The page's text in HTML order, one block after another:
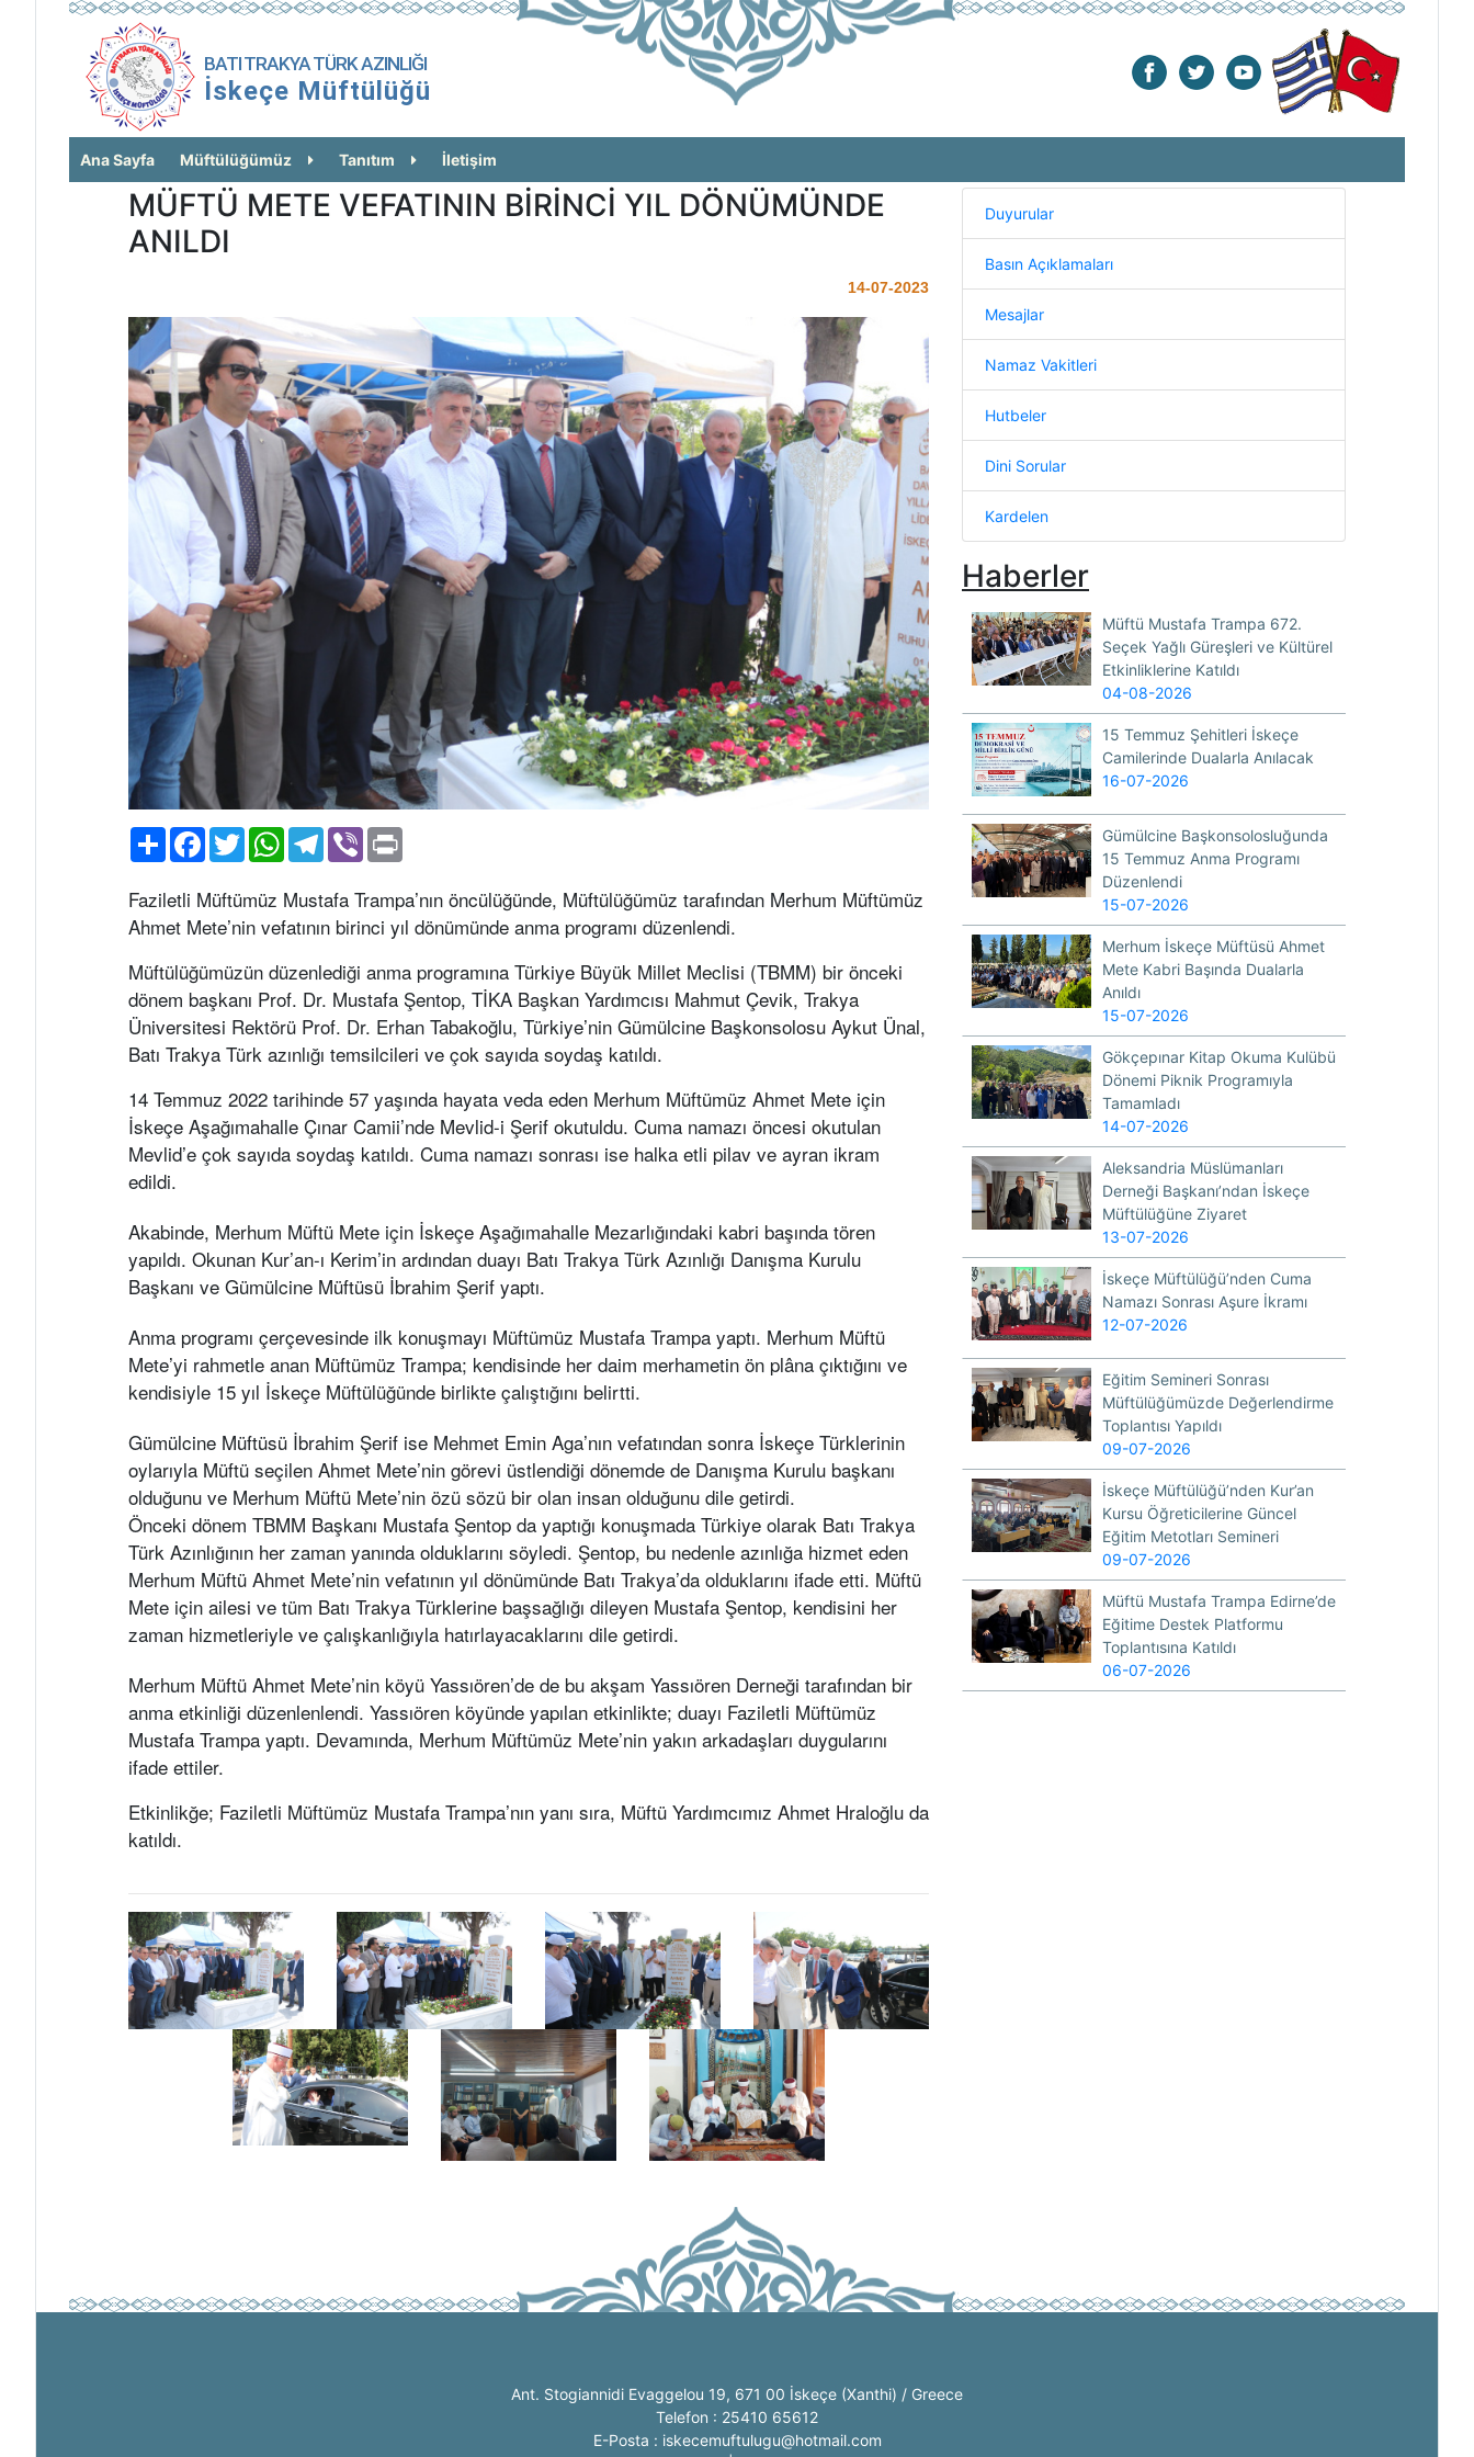
BATI TRAKYA TÜRK AZINLIĞI
İskeçe Müftülüğü
Ana Sayfa Müftülüğümüz Tanıtım İletişim
MÜFTÜ METE VEFATININ BİRİNCİ YIL DÖNÜMÜNDE
ANILDI
14-07-2023
PaylaşFacebook
TwitterWhatsAppTelegram
Viber
Faziletli Müftümüz Mustafa Trampa’nın öncülüğünde, Müftülüğümüz tarafından Merhum Müftümüz
Ahmet Mete’nin vefatının birinci yıl dönümünde anma programı düzenlendi.
Müftülüğümüzün düzenlediği anma programına Türkiye Büyük Millet Meclisi (TBMM) bir önceki
dönem başkanı Prof. Dr. Mustafa Şentop, TİKA Başkan Yardımcısı Mahmut Çevik, Trakya
Üniversitesi Rektörü Prof. Dr. Erhan Tabakoğlu, Türkiye’nin Gümülcine Başkonsolosu Aykut Ünal,
Batı Trakya Türk azınlığı temsilcileri ve çok sayıda soydaş katıldı.
14 Temmuz 2022 tarihinde 57 yaşında hayata veda eden Merhum Müftümüz Ahmet Mete için
İskeçe Aşağımahalle Çınar Camii’nde Mevlid-i Şerif okutuldu. Cuma namazı öncesi okutulan
Mevlid’e çok sayıda soydaş katıldı. Cuma namazı sonrası ise halka etli pilav ve ayran ikram
edildi.
Akabinde, Merhum Müftü Mete için İskeçe Aşağımahalle Mezarlığındaki kabri başında tören
yapıldı. Okunan Kur’an-ı Kerim’in ardından duayı Batı Trakya Türk Azınlığı Danışma Kurulu
Başkanı ve Gümülcine Müftüsü İbrahim Şerif yaptı.
Anma programı çerçevesinde ilk konuşmayı Müftümüz Mustafa Trampa yaptı. Merhum Müftü
Mete’yi rahmetle anan Müftümüz Trampa; kendisinde her daim merhametin ön plâna çıktığını ve
kendisiyle 15 yıl İskeçe Müftülüğünde birlikte çalıştığını belirtti.
Gümülcine Müftüsü İbrahim Şerif ise Mehmet Emin Aga’nın vefatından sonra İskeçe Türklerinin
oylarıyla Müftü seçilen Ahmet Mete’nin görevi üstlendiği dönemde de Danışma Kurulu başkanı
olduğunu ve Merhum Müftü Mete’nin özü sözü bir olan insan olduğunu dile getirdi.
Önceki dönem TBMM Başkanı Mustafa Şentop da yaptığı konuşmada Türkiye olarak Batı Trakya
Türk Azınlığının her zaman yanında olduklarını söyledi. Şentop, bu nedenle azınlığa hizmet eden
Merhum Müftü Ahmet Mete’nin vefatının yıl dönümünde Batı Trakya’da olduklarını ifade etti. Müftü
Mete için ailesi ve tüm Batı Trakya Türklerine başsağlığı dileyen Mustafa Şentop, kendisini her
zaman hizmetleriyle ve çalışkanlığıyla hatırlayacaklarını dile getirdi.
Merhum Müftü Ahmet Mete’nin köyü Yassıören’de de bu akşam Yassıören Derneği tarafından bir
anma etkinliği düzenlenlendi. Yassıören köyünde yapılan etkinlikte; duayı Faziletli Müftümüz
Mustafa Trampa yaptı. Devamında, Merhum Müftümüz Mete’nin yakın arkadaşları duygularını
ifade ettiler.
Etkinlikğe; Faziletli Müftümüz Mustafa Trampa’nın yanı sıra, Müftü Yardımcımız Ahmet Hraloğlu da
katıldı.
Duyurular
Basın Açıklamaları
Mesajlar
Namaz Vakitleri
Hutbeler
Dini Sorular
Kardelen
Haberler
Müftü Mustafa Trampa 672.
Seçek Yağlı Güreşleri ve Kültürel
Etkinliklerine Katıldı
04-08-2026
15 Temmuz Şehitleri İskeçe
Camilerinde Dualarla Anılacak
16-07-2026
Gümülcine Başkonsolosluğunda
15 Temmuz Anma Programı
Düzenlendi
15-07-2026
Merhum İskeçe Müftüsü Ahmet
Mete Kabri Başında Dualarla
Anıldı
15-07-2026
Gökçepınar Kitap Okuma Kulübü
Dönemi Piknik Programıyla
Tamamladı
14-07-2026
Aleksandria Müslümanları
Derneği Başkanı’ndan İskeçe
Müftülüğüne Ziyaret
13-07-2026
İskeçe Müftülüğü’nden Cuma
Namazı Sonrası Aşure İkramı
12-07-2026
Eğitim Semineri Sonrası
Müftülüğümüzde Değerlendirme
Toplantısı Yapıldı
09-07-2026
İskeçe Müftülüğü’nden Kur’an
Kursu Öğreticilerine Güncel
Eğitim Metotları Semineri
09-07-2026
Müftü Mustafa Trampa Edirne’de
Eğitime Destek Platformu
Toplantısına Katıldı
06-07-2026
Ant. Stogiannidi Evaggelou 19, 671 00 İskeçe (Xanthi) / Greece
Telefon : 25410 65612
E-Posta : iskecemuftulugu@hotmail.com